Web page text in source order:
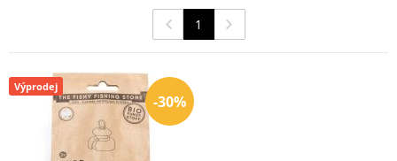
1
-30%
Výprodej